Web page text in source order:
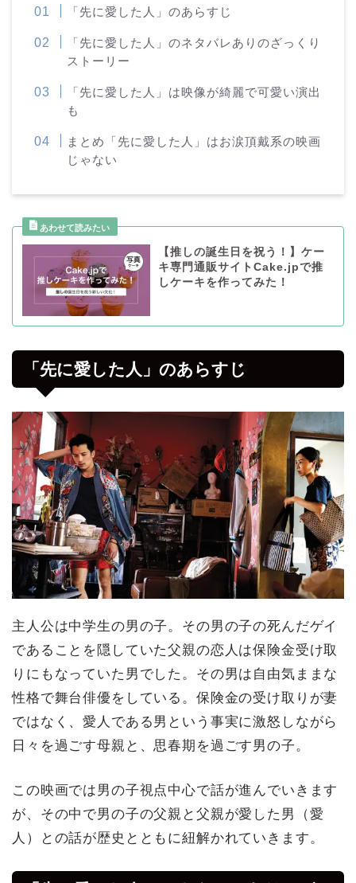
「先に愛した人」のあらすじ
「先に愛した人」のネタバレありのざっくり
ストーリー
「先に愛した人」は映像が綺麗で可愛い演出
も
まとめ「先に愛した人」はお涙頂戴系の映画
じゃない
【推しの誕生日を祝う！】ケー
キ専門通販サイトCake.jpで推
しケーキを作ってみた！
「先に愛した人」のあらすじ
主人公は中学生の男の子。その男の子の死んだゲイ
であることを隠していた父親の恋人は保険金受け取
りにもなっていた男でした。その男は自由気ままな
性格で舞台俳優をしている。保険金の受け取りが妻
ではなく、愛人である男という事実に激怒しながら
日々を過ごす母親と、思春期を過ごす男の子。
この映画では男の子視点中心で話が進んでいきます
が、その中で男の子の父親と父親が愛した男（愛
人）との話が歴史とともに紐解かれていきます。